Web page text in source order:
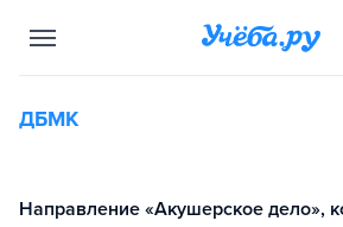
ДБМК
Направление «Акушерское дело»,